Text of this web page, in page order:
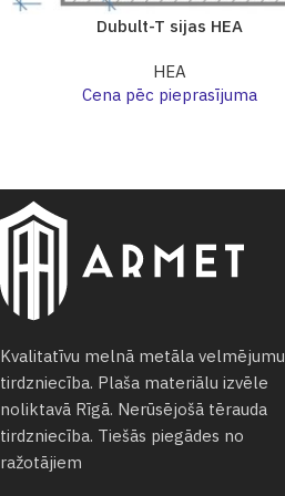
Dubult-T sijas HEA
HEA
Cena pēc pieprasījuma
Kvalitatīvu melnā metāla velmējumu
tirdzniecība. Plaša materiālu izvēle
noliktavā Rīgā. Nerūsējošā tērauda
tirdzniecība. Tiešās piegādes no
ražotājiem